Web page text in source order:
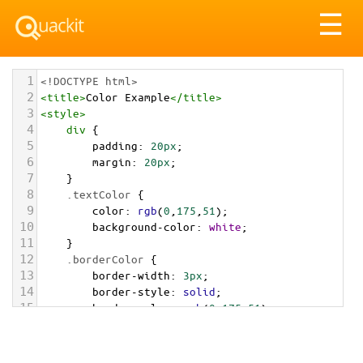
☰
1 <!DOCTYPE html>
2 <title>Color Example</title>
3 <style>
4 div {
5 padding: 20px;
6 margin: 20px;
7 }
8 .textColor {
9 color: rgb(0 175 51 );
10 background-color: white;
11 }
12 .borderColor {
13 border-width: 3px;
14 border-style: solid;
15 border-color: rgb(0,175,51);